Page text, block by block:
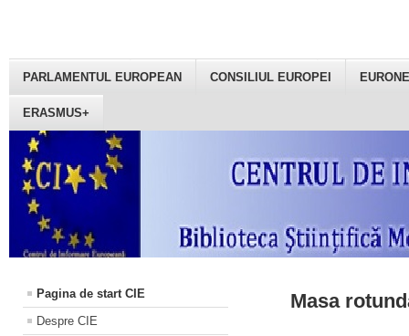
PARLAMENTUL EUROPEAN CONSILIUL EUROPEI
ERASMUS+
Pagina de start CIE
Despre CIE
Masa